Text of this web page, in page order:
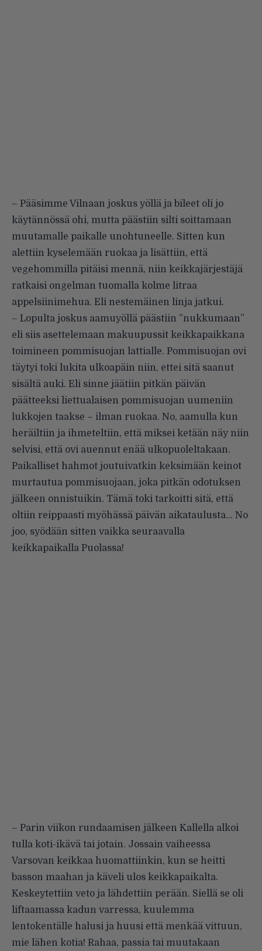
– Pääsimme Vilnaan joskus yöllä ja bileet oli jo
käytännössä ohi, mutta päästiin silti soittamaan
muutamalle paikalle unohtuneelle. Sitten kun
alettiin kyselemään ruokaa ja lisättiin, että
vegehommilla pitäisi mennä, niin keikkajärjestäjä
ratkaisi ongelman tuomalla kolme litraa
appelsiinimehua. Eli nestemäinen linja jatkui.
– Lopulta joskus aamuyöllä päästiin ”nukkumaan”
eli siis asettelemaan makuupussit keikkapaikkana
toimineen pommisuojan lattialle. Pommisuojan ovi
täytyi toki lukita ulkoapäin niin, ettei sitä saanut
sisältä auki. Eli sinne jäätiin pitkän päivän
päätteeksi liettualaisen pommisuojan uumeniin
lukkojen taakse – ilman ruokaa. No, aamulla kun
heräiltiin ja ihmeteltiin, että miksei ketään näy niin
selvisi, että ovi auennut enää ulkopuoleltakaan.
Paikalliset hahmot joutuivatkin keksimään keinot
murtautua pommisuojaan, joka pitkän odotuksen
jälkeen onnistuikin. Tämä toki tarkoitti sitä, että
oltiin reippaasti myöhässä päivän aikataulusta… No
joo, syödään sitten vaikka seuraavalla
keikkapaikalla Puolassa!
– Parin viikon rundaamisen jälkeen Kallella alkoi
tulla koti-ikävä tai jotain. Jossain vaiheessa
Varsovan keikkaa huomattiinkin, kun se heitti
basson maahan ja käveli ulos keikkapaikalta.
Keskeytettiin veto ja lähdettiin perään. Siellä se oli
liftaamassa kadun varressa, kuulemma
lentokentälle halusi ja huusi että menkää vittuun,
mie lähen kotia! Rahaa, passia tai muutakaan